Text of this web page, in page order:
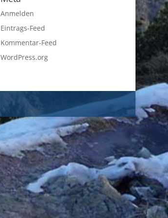
Anmelden
Eintrags-Feed
Kommentar-Feed
WordPress.org